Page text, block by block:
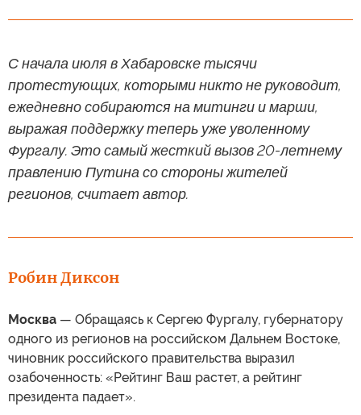
С начала июля в Хабаровске тысячи
протестующих, которыми никто не руководит,
ежедневно собираются на митинги и марши,
выражая поддержку теперь уже уволенному
Фургалу. Это самый жесткий вызов 20-летнему
правлению Путина со стороны жителей
регионов, считает автор.
Робин Диксон
Москва — Обращаясь к Сергею Фургалу, губернатору
одного из регионов на российском Дальнем Востоке,
чиновник российского правительства выразил
озабоченность: «Рейтинг Ваш растет, а рейтинг
президента падает».